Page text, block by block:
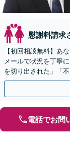
慰謝料請求
【初回相談無料】あ
メールで状況を丁寧
を切り出された」「
【リーズナブルな料
電話でお問